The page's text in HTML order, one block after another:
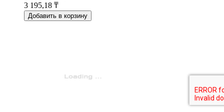
3 195,18 ₸
Добавить в корзину